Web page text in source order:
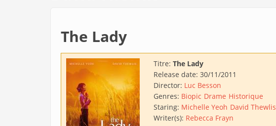
The Lady
Titre: The Lady
Release date: 30/11/2011
Director: Luc Besson
Genres: Biopic Drame Historique
Staring: Michelle Yeoh David Thewlis
Writer(s): Rebecca Frayn